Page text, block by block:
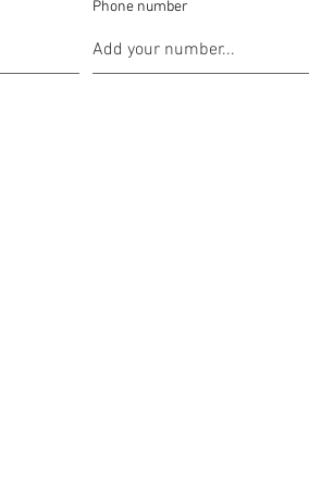
Phone number